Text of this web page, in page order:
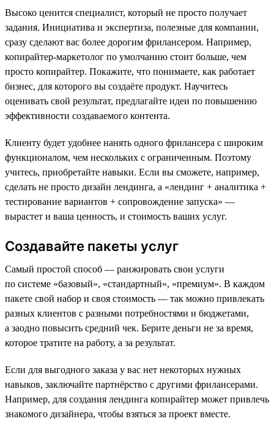
Высоко ценится специалист, который не просто получает
задания. Инициатива и экспертиза, полезные для компании,
сразу сделают вас более дорогим фрилансером. Например,
копирайтер-маркетолог по умолчанию стоит больше, чем
просто копирайтер. Покажите, что понимаете, как работает
бизнес, для которого вы создаёте продукт. Научитесь
оценивать свой результат, предлагайте идеи по повышению
эффективности создаваемого контента.
Клиенту будет удобнее нанять одного фрилансера с широким
функционалом, чем нескольких с ограниченным. Поэтому
учитесь, приобретайте навыки. Если вы сможете, например,
сделать не просто дизайн лендинга, а «лендинг + аналитика +
тестирование вариантов + сопровождение запуска» —
вырастет и ваша ценность, и стоимость ваших услуг.
Создавайте пакеты услуг
Самый простой способ — ранжировать свои услуги
по системе «базовый», «стандартный», «премиум». В каждом
пакете свой набор и своя стоимость — так можно привлекать
разных клиентов с разными потребностями и бюджетами,
а заодно повысить средний чек. Берите деньги не за время,
которое тратите на работу, а за результат.
Если для выгодного заказа у вас нет некоторых нужных
навыков, заключайте партнёрство с другими фрилансерами.
Например, для создания лендинга копирайтер может привлечь
знакомого дизайнера, чтобы взяться за проект вместе.